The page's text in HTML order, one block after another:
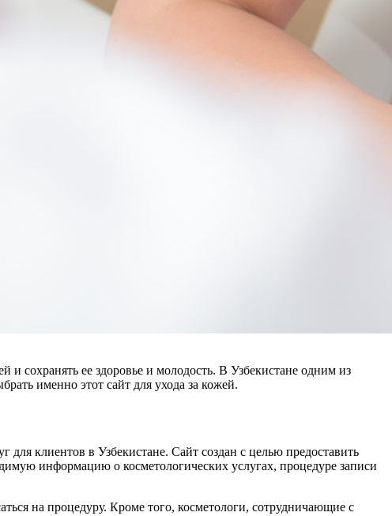
и сохранять ее здоровье и молодость. В Узбекистане одним из
именно этот сайт для ухода за кожей.
клиентов в Узбекистане. Сайт создан с целью предоставить
информацию о косметологических услугах, процедуре записи
на процедуру. Кроме того, косметологи, сотрудничающие с